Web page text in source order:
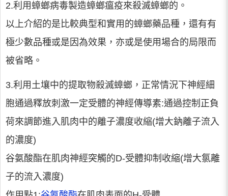
2.利用蟑螂病毒製造蟑螂瘟疫來殺滅蟑螂的。
以上介紹的是比較典型和實用的蟑螂藥品種，還有有
極少數品種或是因為效果，亦或是使用場合的局限而
被省略。
3.利用土壤中的提取物殺滅蟑螂，正常情況下神經細
胞通過釋放刺激一定受體的神經傳導素:通過控制正負
荷來調節進入肌肉中的離子濃度收縮(增大鈉離子流入
的濃度)
谷氨酸酯在肌肉神經突觸的D-受體抑制收縮(增大氯離
子的流入濃度)